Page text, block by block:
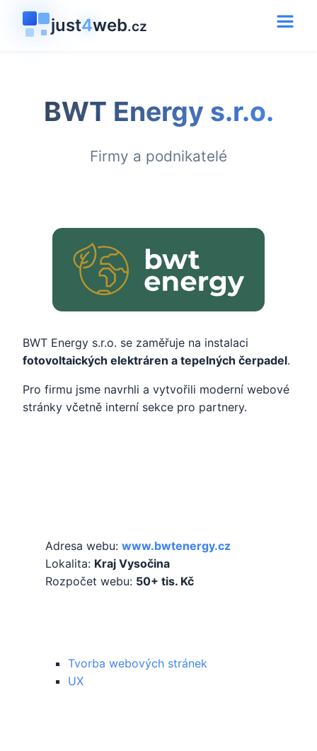
just4web.cz
BWT Energy s.r.o.
Firmy a podnikatelé
BWT Energy s.r.o. se zaměřuje na instalaci
fotovoltaických elektráren a tepelných čerpadel.
Pro firmu jsme navrhli a vytvořili moderní webové
stránky včetně interní sekce pro partnery.
Adresa webu: www.bwtenergy.cz
Lokalita: Kraj Vysočina
Rozpočet webu: 50+ tis. Kč
Tvorba webových stránek
UX